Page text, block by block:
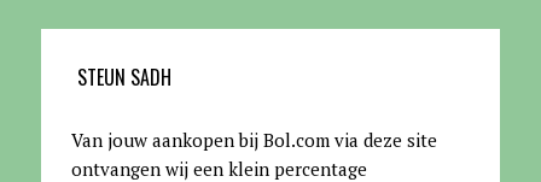
STEUN SADH
Van jouw aankopen bij Bol.com via deze site
ontvangen wij een klein percentage